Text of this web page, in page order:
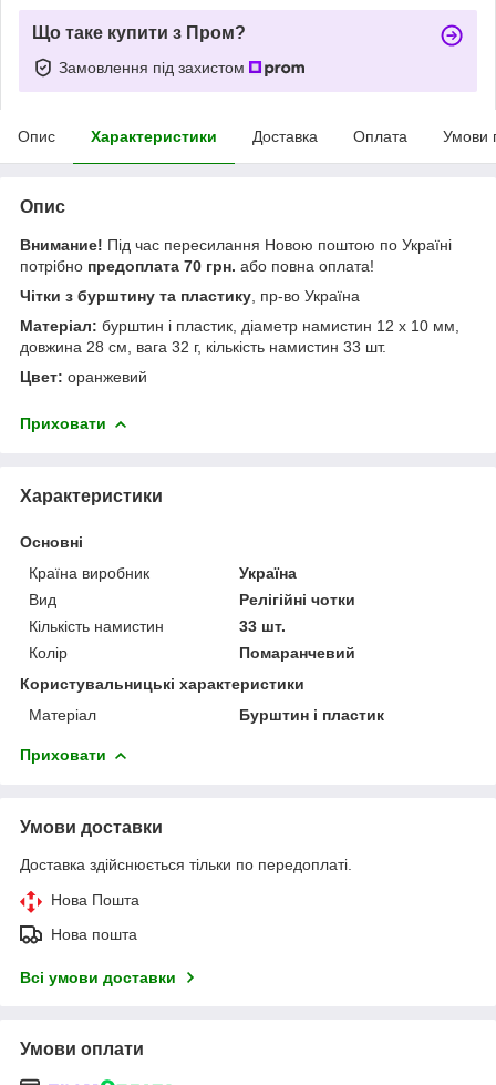
Що таке купити з Пром?
Замовлення під захистом
Опис Характеристики Доставка Оплата Умови
Опис
Внимание! Під час пересилання Новою поштою по Україні
потрібно предоплата 70 грн. або повна оплата!
Чітки з бурштину та пластику , пр-во Україна
Матеріал: бурштин і пластик, діаметр намистин 12 х 10 мм,
довжина 28 см, вага 32 г, кількість намистин 33 шт.
Цвет: оранжевий
Приховати
Характеристики
Основні
Країна виробник
Україна
Вид
Релігійні чотки
Кількість намистин
33 шт.
Колір
Помаранчевий
Користувальницькі характеристики
Матеріал
Бурштин і пластик
Приховати
Умови доставки
Доставка здійснюється тільки по передоплаті.
Нова Пошта
Нова пошта
Всі умови доставки
Умови оплати